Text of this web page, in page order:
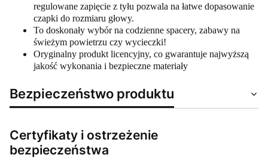
regulowane zapięcie z tyłu pozwala na łatwe dopasowanie
czapki do rozmiaru głowy.
To doskonały wybór na codzienne spacery, zabawy na
świeżym powietrzu czy wycieczki!
Oryginalny produkt licencyjny, co gwarantuje najwyższą
jakość wykonania i bezpieczne materiały
Bezpieczeństwo produktu
Certyfikaty i ostrzeżenie
bezpieczeństwa